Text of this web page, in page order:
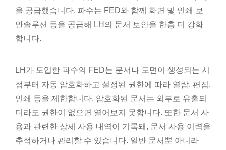
을 공급했습니다. 파수는 FED와 함께 화면 및 인쇄 보
안솔루션 등을 공급해 LH의 문서 보안을 한층 더 강화
합니다.
LH가 도입한 파수의 FED는 문서나 도면이 생성되는 시
점부터 자동 암호화하고 설정된 권한에 따라 열람, 편집,
인쇄 등을 제한합니다. 암호화된 문서는 외부로 유출되
더라도 권한이 없으면 열어보지 못합니다. 또한 문서 사
용과 관련한 상세 사용 내역이 기록돼, 문서 사용 이력을
추적하거나 관리할 수 있습니다. 일반 문서뿐 아니라